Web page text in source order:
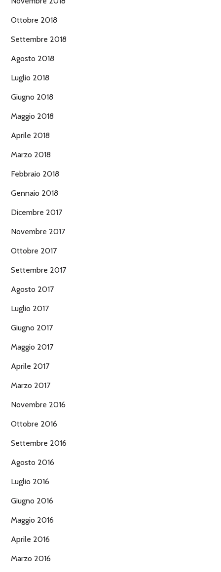
Ottobre 2018
Settembre 2018
Agosto 2018
Luglio 2018
Giugno 2018
Maggio 2018
Aprile 2018
Marzo 2018
Febbraio 2018
Gennaio 2018
Dicembre 2017
Novembre 2017
Ottobre 2017
Settembre 2017
Agosto 2017
Luglio 2017
Giugno 2017
Maggio 2017
Aprile 2017
Marzo 2017
Novembre 2016
Ottobre 2016
Settembre 2016
Agosto 2016
Luglio 2016
Giugno 2016
Maggio 2016
Aprile 2016
Marzo 2016